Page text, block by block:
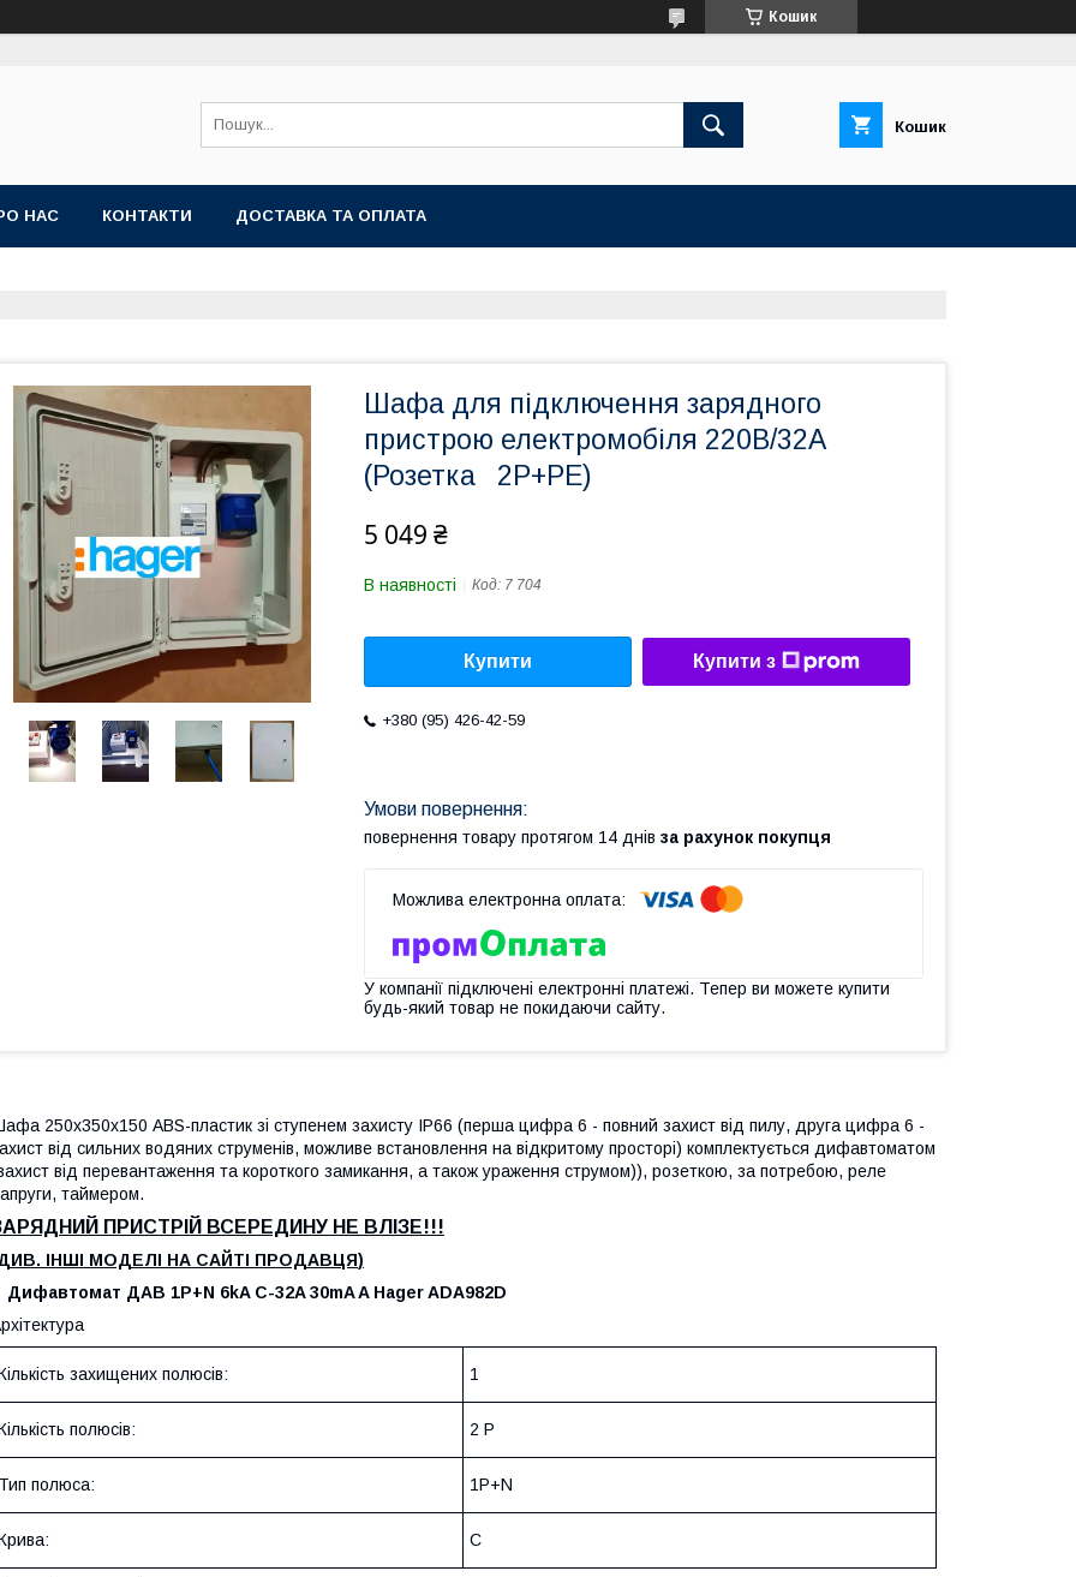
Кошик
Кошик
НАС КОНТАКТИ ДОСТАВКА ТА ОПЛАТА
Шафа для підключення зарядного
пристрою електромобіля 220В/32А
(Розетка 2P+PE)
5 049 ₴
В наявності Код: 7 704
Купити Купити з
+380 (95) 426-42-59
повернення товару протягом 14 днів за рахунок покупця
У компанії підключені електронні платежі. Тепер ви можете купити
будь-який товар не покидаючи сайту.
250х350х150 ABS-пластик зі ступенем захисту IP66 (перша цифра 6 - повний захист від пилу, друга цифра 6 -
від сильних водяних струменів, можливе встановлення на відкритому просторі) комплектується дифавтоматом
від перевантаження та короткого замикання, а також ураження струмом)), розеткою, за потребою, реле
таймером.
ПРИСТРІЙ ВСЕРЕДИНУ НЕ ВЛІЗЕ!!!
ІНШІ МОДЕЛІ НА САЙТІ ПРОДАВЦЯ)
ДАВ 1P+N 6kA C-32A 30mA A Hager ADA982D
захищених полюсів: 1
полюсів: 2 P
полюса: 1P+N
C